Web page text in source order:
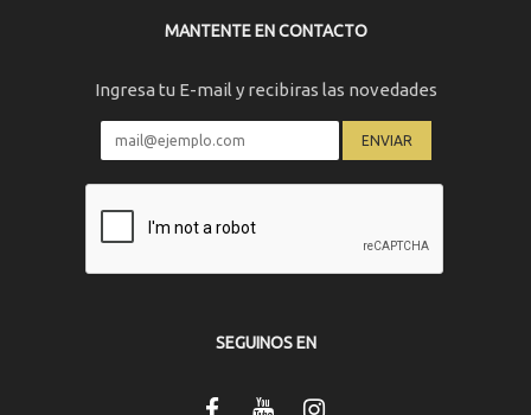
MANTENTE EN CONTACTO
Ingresa tu E-mail y recibiras las novedades
SEGUINOS EN